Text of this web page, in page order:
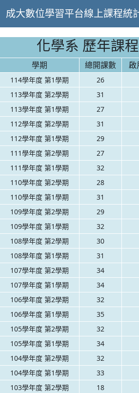
成大數位學習平台線上課程統
化學系 歷年課
學期 總開課數 啟
114學年度 第1學期 26
113學年度 第2學期
31
113學年度 第1學期
27
112學年度 第2學期
31
112學年度 第1學期
29
111學年度 第2學期
27
111學年度 第1學期
32
110學年度 第2學期
28
110學年度 第1學期
31
109學年度 第2學期
29
109學年度 第1學期
32
108學年度 第2學期
30
108學年度 第1學期
31
107學年度 第2學期
34
107學年度 第1學期
34
106學年度 第2學期
32
106學年度 第1學期
35
105學年度 第2學期
32
105學年度 第1學期
34
104學年度 第2學期
32
104學年度 第1學期
33
103學年度 第2學期
18